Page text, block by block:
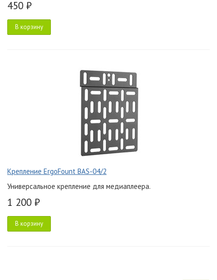
450 ₽
В корзину
Крепление ErgoFount BAS-04/2
Универсальное крепление для медиаплеера.
1 200 ₽
В корзину